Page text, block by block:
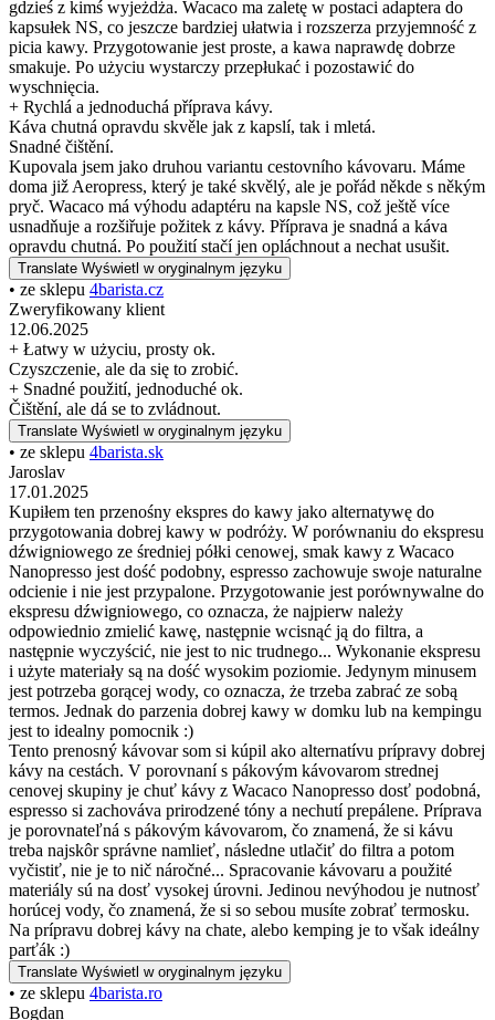
gdzieś z kimś wyjeżdża. Wacaco ma zaletę w postaci adaptera do
kapsułek NS, co jeszcze bardziej ułatwia i rozszerza przyjemność z
picia kawy. Przygotowanie jest proste, a kawa naprawdę dobrze
smakuje. Po użyciu wystarczy przepłukać i pozostawić do
wyschnięcia.
+ Rychlá a jednoduchá příprava kávy.
Káva chutná opravdu skvěle jak z kapslí, tak i mletá.
Snadné čištění.
Kupovala jsem jako druhou variantu cestovního kávovaru. Máme
doma již Aeropress, který je také skvělý, ale je pořád někde s někým
pryč. Wacaco má výhodu adaptéru na kapsle NS, což ještě více
usnadňuje a rozšiřuje požitek z kávy. Příprava je snadná a káva
opravdu chutná. Po použití stačí jen opláchnout a nechat usušit.
Translate Wyświetl w oryginalnym języku
• ze sklepu 4barista.cz
Zweryfikowany klient
12.06.2025
+ Łatwy w użyciu, prosty ok.
Czyszczenie, ale da się to zrobić.
+ Snadné použití, jednoduché ok.
Čištění, ale dá se to zvládnout.
Translate Wyświetl w oryginalnym języku
• ze sklepu 4barista.sk
Jaroslav
17.01.2025
Kupiłem ten przenośny ekspres do kawy jako alternatywę do
przygotowania dobrej kawy w podróży. W porównaniu do ekspresu
dźwigniowego ze średniej półki cenowej, smak kawy z Wacaco
Nanopresso jest dość podobny, espresso zachowuje swoje naturalne
odcienie i nie jest przypalone. Przygotowanie jest porównywalne do
ekspresu dźwigniowego, co oznacza, że najpierw należy
odpowiednio zmielić kawę, następnie wcisnąć ją do filtra, a
następnie wyczyścić, nie jest to nic trudnego... Wykonanie ekspresu
i użyte materiały są na dość wysokim poziomie. Jedynym minusem
jest potrzeba gorącej wody, co oznacza, że trzeba zabrać ze sobą
termos. Jednak do parzenia dobrej kawy w domku lub na kempingu
jest to idealny pomocnik :)
Tento prenosný kávovar som si kúpil ako alternatívu prípravy dobrej
kávy na cestách. V porovnaní s pákovým kávovarom strednej
cenovej skupiny je chuť kávy z Wacaco Nanopresso dosť podobná,
espresso si zachováva prirodzené tóny a nechutí prepálene. Príprava
je porovnateľná s pákovým kávovarom, čo znamená, že si kávu
treba najskôr správne namlieť, následne utlačiť do filtra a potom
vyčistiť, nie je to nič náročné... Spracovanie kávovaru a použité
materiály sú na dosť vysokej úrovni. Jedinou nevýhodou je nutnosť
horúcej vody, čo znamená, že si so sebou musíte zobrať termosku.
Na prípravu dobrej kávy na chate, alebo kemping je to však ideálny
parťák :)
Translate Wyświetl w oryginalnym języku
• ze sklepu 4barista.ro
Bogdan